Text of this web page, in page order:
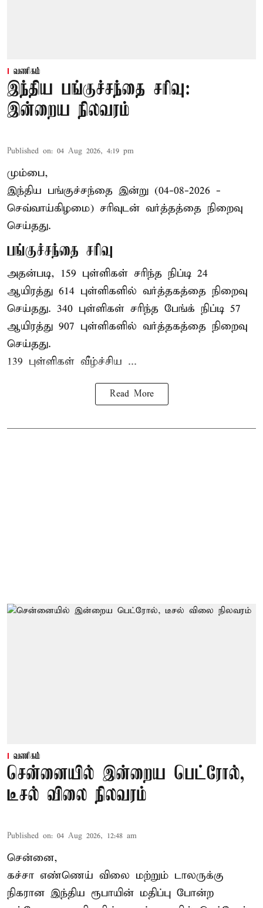
வணிகம்
இந்திய பங்குச்சந்தை சரிவு:
இன்றைய நிலவரம்
Published on: 04 Aug 2026, 4:19 pm
மும்பை,
இந்திய பங்குச்சந்தை இன்று (04-08-2026 -
செவ்வாய்கிழமை) சரிவுடன் வர்த்தத்தை நிறைவு
செய்தது.
பங்குச்சந்தை சரிவு
அதன்படி, 159 புள்ளிகள் சரிந்த நிப்டி 24
ஆயிரத்து 614 புள்ளிகளில் வர்த்தகத்தை நிறைவு
செய்தது. 340 புள்ளிகள் சரிந்த பேங்க் நிப்டி 57
ஆயிரத்து 907 புள்ளிகளில் வர்த்தகத்தை நிறைவு
செய்தது.
139 புள்ளிகள் வீழ்ச்சிய ...
Read More
வணிகம்
சென்னையில் இன்றைய பெட்ரோல்,
டீசல் விலை நிலவரம்
Published on: 04 Aug 2026, 12:48 am
சென்னை,
கச்சா எண்ணெய் விலை மற்றும் டாலருக்கு
நிகரான இந்திய ரூபாயின் மதிப்பு போன்ற